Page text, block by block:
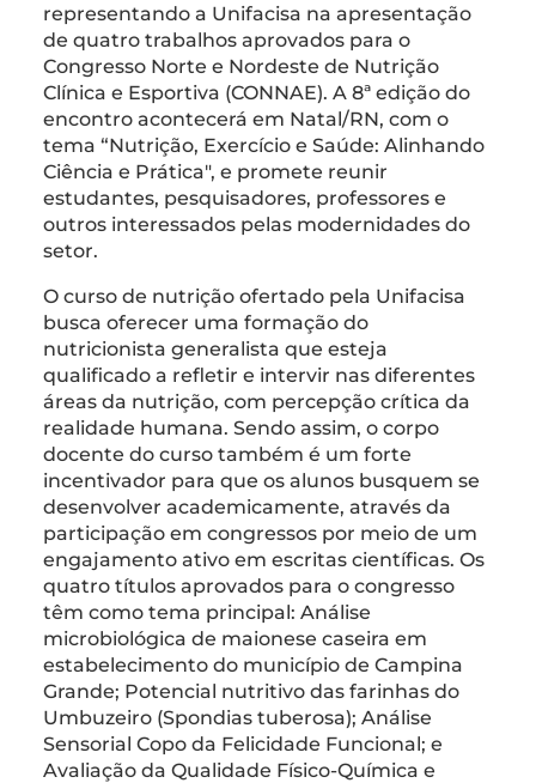
representando a Unifacisa na apresentação
de quatro trabalhos aprovados para o
Congresso Norte e Nordeste de Nutrição
Clínica e Esportiva (CONNAE). A 8ª edição do
encontro acontecerá em Natal/RN, com o
tema “Nutrição, Exercício e Saúde: Alinhando
Ciência e Prática", e promete reunir
estudantes, pesquisadores, professores e
outros interessados pelas modernidades do
setor.
O curso de nutrição ofertado pela Unifacisa
busca oferecer uma formação do
nutricionista generalista que esteja
qualificado a refletir e intervir nas diferentes
áreas da nutrição, com percepção crítica da
realidade humana. Sendo assim, o corpo
docente do curso também é um forte
incentivador para que os alunos busquem se
desenvolver academicamente, através da
participação em congressos por meio de um
engajamento ativo em escritas científicas. Os
quatro títulos aprovados para o congresso
têm como tema principal: Análise
microbiológica de maionese caseira em
estabelecimento do município de Campina
Grande; Potencial nutritivo das farinhas do
Umbuzeiro (Spondias tuberosa); Análise
Sensorial Copo da Felicidade Funcional; e
Avaliação da Qualidade Físico-Química e